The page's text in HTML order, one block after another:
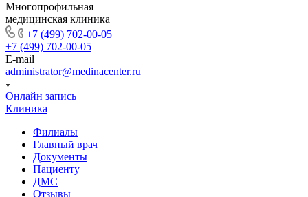
Многопрофильная
медицинская клиника
+7 (499) 702-00-05
+7 (499) 702-00-05
E-mail
administrator@medinacenter.ru
Онлайн запись
Клиника
Филиалы
Главный врач
Документы
Пациенту
ДМС
Отзывы